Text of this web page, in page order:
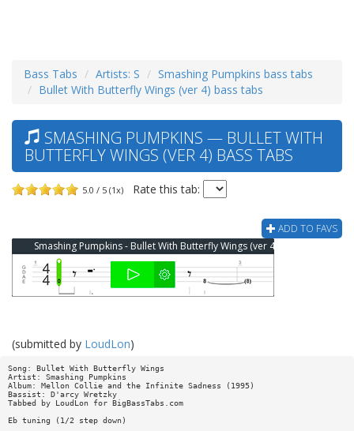
Bass Tabs Artists: S
Smashing Pumpkins bass tabs
Bullet With Butterfly Wings (ver 4) bass tabs
SMASHING PUMPKINS — BULLET WITH
BUTTERFLY WINGS (VER 4) BASS TABS
5.0 / 5 (1x) Rate this tab:
ADD TO FAVS
Smashing Pumpkins - Bullet With Butterfly Wings (ver 4) Bass Tab
(submitted by LoudLon)
Song: Bullet With Butterfly Wings
Artist: Smashing Pumpkins
Album: Mellon Collie and the Infinite Sadness (1995)
Bassist: D'arcy Wretzky
Tabbed by LoudLon for BigBassTabs.com
Eb tuning (1/2 step down)